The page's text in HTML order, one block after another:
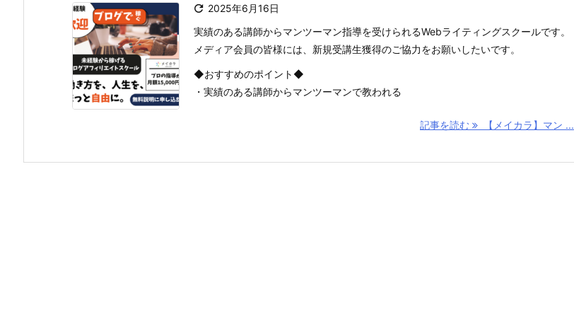
 2025年6月16日
実績のある講師からマンツーマン指導を受けられるWebライティングスクールです。
メディア会員の皆様には、新規受講生獲得のご協力をお願いしたいです。
◆おすすめのポイント◆
・実績のある講師からマンツーマンで教われる
記事を読む 【メイカラ】マン ...